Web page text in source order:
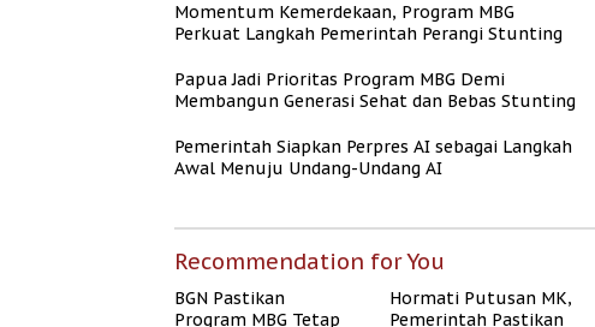
Momentum Kemerdekaan, Program MBG
Perkuat Langkah Pemerintah Perangi Stunting
Papua Jadi Prioritas Program MBG Demi
Membangun Generasi Sehat dan Bebas Stunting
Pemerintah Siapkan Perpres AI sebagai Langkah
Awal Menuju Undang-Undang AI
Recommendation for You
BGN Pastikan
Program MBG Tetap
Hormati Putusan MK,
Pemerintah Pastikan